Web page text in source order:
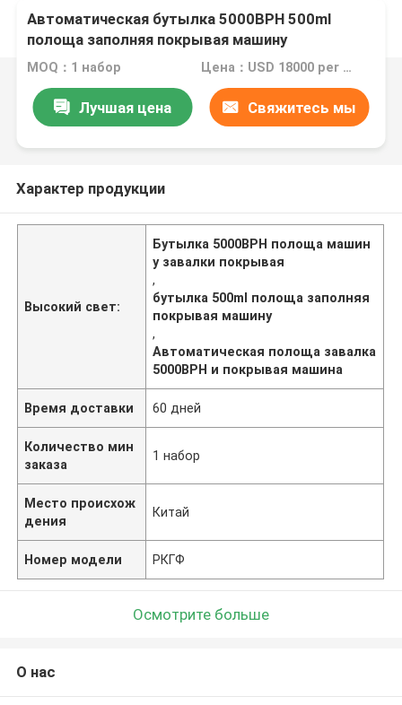
Автоматическая бутылка 5000BPH 500ml
полоща заполняя покрывая машину
MOQ：1 набор Цена：USD 18000 per Set
Лучшая цена Свяжитесь мы
Характер продукции
Высокий свет:
Бутылка 5000BPH полоща машин
у завалки покрывая
,
бутылка 500ml полоща заполняя
покрывая машину
,
Автоматическая полоща завалка
5000BPH и покрывая машина
Время доставки 60 дней
Количество мин
заказа
1 набор
Место происхож
дения
Китай
Номер модели РКГФ
Осмотрите больше
О нас